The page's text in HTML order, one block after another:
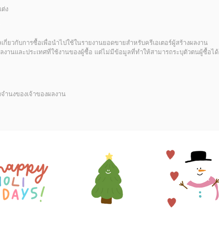
ง
กี่ยวกับการซื้อเพื่อนำไปใช้ในรายงานยอดขายสำหรับครีเอเตอร์ผู้สร้างผลงาน
านและประเทศที่ใช้งานของผู้ซื้อ แต่ไม่มีข้อมูลที่ทำให้สามารถระบุตัวตนผู้ซื้อได้
ำนงของเจ้าของผลงาน